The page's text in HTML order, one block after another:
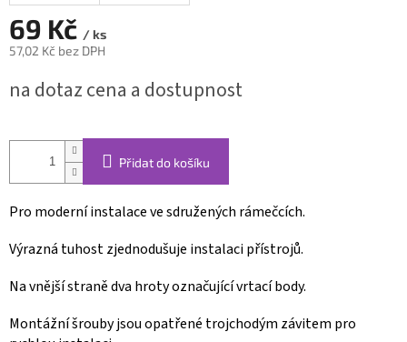
69 Kč / ks
57,02 Kč bez DPH
cena:
na dotaz cena a dostupnost
Přidat do košíku
Pro moderní instalace ve sdružených rámečcích.
Výrazná tuhost zjednodušuje instalaci přístrojů.
Na vnější straně dva hroty označující vrtací body.
Montážní šrouby jsou opatřené trojchodým závitem pro